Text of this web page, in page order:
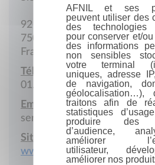
92 Avenue de France
75013 Paris
France
Téléphone :
01.44.16.05.00
Email :
serviceclients@lisez.com
Site Internet :
www.editis.com
AFNIL et ses
peuvent utiliser des
des technologies
pour conserver et/
des informations
non sensibles
votre terminal
uniques, adresse
de navigation,
géolocalisation…),
traitons afin de
statistiques
produire des
d’audience,
améliorer
utilisateur,
améliorer nos